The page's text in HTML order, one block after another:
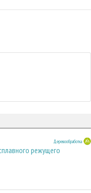
Деревообработка
режущего